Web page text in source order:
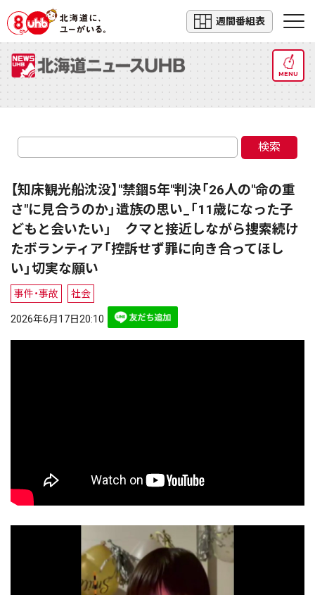
週間番組表
MENU
検索
【知床観光船沈没】"禁錮5年"判決「26人の"命の重
さ"に見合うのか」遺族の思い_「11歳になった子
どもと会いたい」 クマと接近しながら捜索続け
たボランティア「控訴せず罪に向き合ってほし
い」切実な願い
事件・事故 社会
2026年6月17日20:10